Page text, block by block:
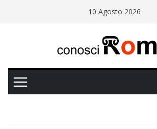
10 Agosto 2026